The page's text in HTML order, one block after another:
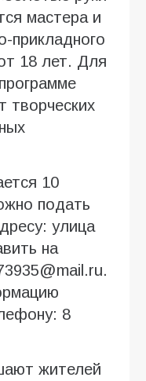
мастера и
прикладного
18 лет. Для
творческих
10
подать
улица
на
8
жителей